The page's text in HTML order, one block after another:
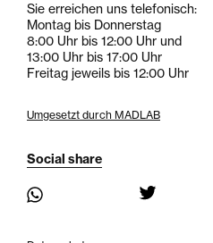
Sie erreichen uns telefonisch:
Montag bis Donnerstag
8:00 Uhr bis 12:00 Uhr und
13:00 Uhr bis 17:00 Uhr
Freitag jeweils bis 12:00 Uhr
Umgesetzt durch MADLAB
Social share